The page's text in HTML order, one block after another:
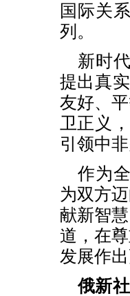
国际关
列。
新时
提出真
友好、
卫正义
引领中
作为
为双方
献新智
道，在
发展作
俄新